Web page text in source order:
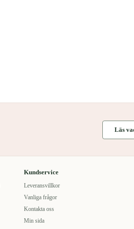
Läs
Kundservice
Leveransvillkor
Vanliga frågor
Kontakta oss
Min sida